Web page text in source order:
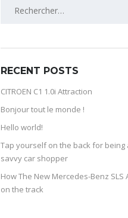
RECENT POSTS
CITROEN C1 1.0i Attraction
Bonjour tout le monde !
Hello world!
Tap yourself on the back for being
savvy car shopper
How The New Mercedes-Benz SLS
on the track